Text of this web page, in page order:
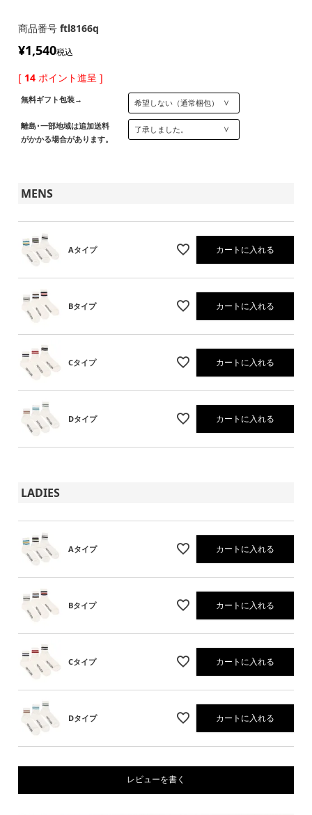
商品番号 ftl8166q
¥1,540税込
[ 14 ポイント進呈 ]
無料ギフト包装→
離島･一部地域は追加送料
がかかる場合があります。
MENS
Aタイプ カートに入れる
Bタイプ カートに入れる
Cタイプ カートに入れる
Dタイプ カートに入れる
LADIES
Aタイプ カートに入れる
Bタイプ カートに入れる
Cタイプ カートに入れる
Dタイプ カートに入れる
レビューを書く